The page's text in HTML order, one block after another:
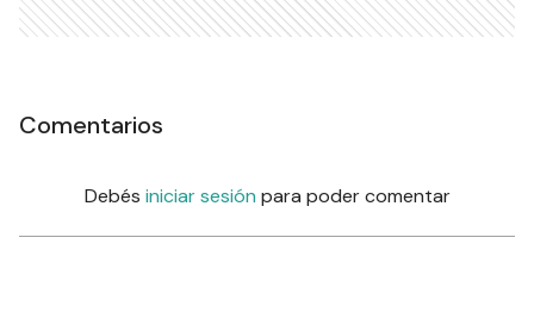
Comentarios
Debés iniciar sesión para poder comentar